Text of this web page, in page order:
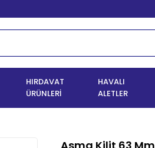
HIRDAVAT
ÜRÜNLERİ
HAVALI
ALETLER